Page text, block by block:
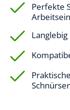
Perfekte